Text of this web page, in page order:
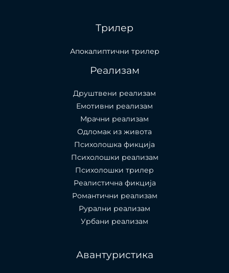
Трилер
Апокалиптични трилер
Реализам
Друштвени реализам
Емотивни реализам
Мрачни реализам
Одломак из живота
Психолошкa фикција
Психолошки реализам
Психолошки трилер
Реалистична фикција
Романтични реализам
Рурални реализам
Урбани реализам
Авантуристика